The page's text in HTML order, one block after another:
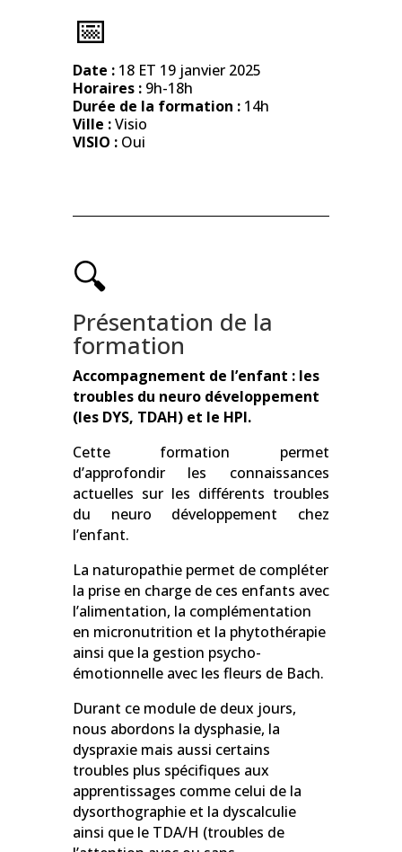
📅
Date : 18 ET 19 janvier 2025
Horaires : 9h-18h
Durée de la formation : 14h
Ville :Visio
VISIO : Oui
🔍
Présentation de la
formation
Accompagnement de l’enfant : les
troubles du neuro développement
(les DYS, TDAH) et le HPI.
Cette formation permet
d’approfondir les connaissances
actuelles sur les différents troubles
du neuro développement chez
l’enfant.
La naturopathie permet de compléter
la prise en charge de ces enfants avec
l’alimentation, la complémentation
en micronutrition et la phytothérapie
ainsi que la gestion psycho-
émotionnelle avec les fleurs de Bach.
Durant ce module de deux jours,
nous abordons la dysphasie, la
dyspraxie mais aussi certains
troubles plus spécifiques aux
apprentissages comme celui de la
dysorthographie et la dyscalculie
ainsi que le TDA/H (troubles de